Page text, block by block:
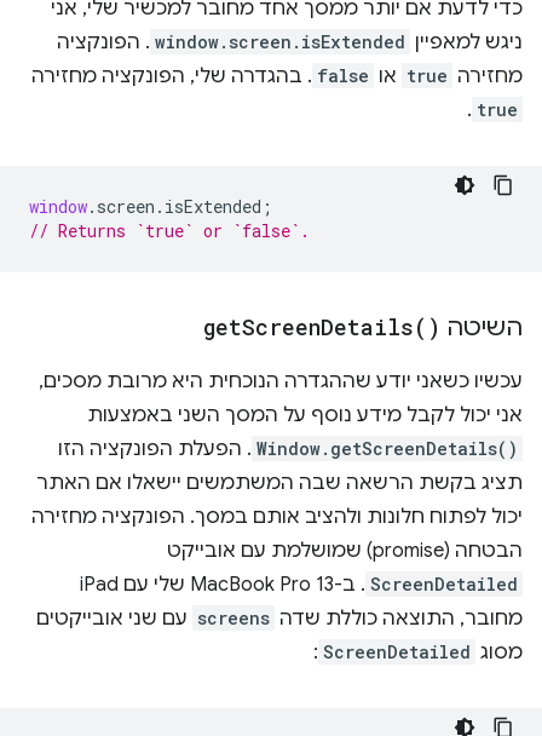
כדי לדעת אם יותר ממסך אחד מחובר למכשיר שלי, אני
ניגש למאפיין window.screen.isExtended . הפונקציה
מחזירה true או false . בהגדרה שלי, הפונקציה מחזירה
true
.
window. screen . isExtended ;
// Returns `true` or `false`.
השיטה getScreenDetails( )
עכשיו כשאני יודע שההגדרה הנוכחית היא מרובת מסכים,
אני יכול לקבל מידע נוסף על המסך השני באמצעות
Window.getScreenDetails() . הפעלת הפונקציה הזו
תציג בקשת הרשאה שבה המשתמשים יישאלו אם האתר
יכול לפתוח חלונות ולהציב אותם במסך. הפונקציה מחזירה
הבטחה (promise) שמושלמת עם אובייקט
ScreenDetailed
. ב-MacBook Pro 13 שלי עם iPad
מחובר, התוצאה כוללת שדה screens עם שני אובייקטים
מסוג ScreenDetailed
: